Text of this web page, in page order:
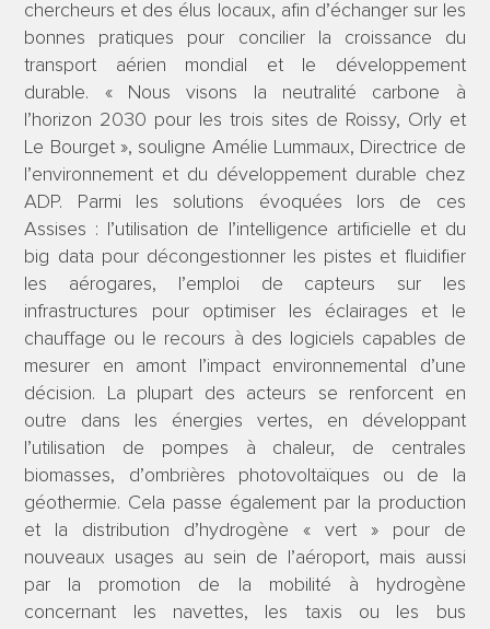
chercheurs et des élus locaux, afin d’échanger sur les
bonnes pratiques pour concilier la croissance du
transport aérien mondial et le développement
durable. « Nous visons la neutralité carbone à
l’horizon 2030 pour les trois sites de Roissy, Orly et
Le Bourget », souligne Amélie Lummaux, Directrice de
l’environnement et du développement durable chez
ADP. Parmi les solutions évoquées lors de ces
Assises : l’utilisation de l’intelligence artificielle et du
big data pour décongestionner les pistes et fluidifier
les aérogares, l’emploi de capteurs sur les
infrastructures pour optimiser les éclairages et le
chauffage ou le recours à des logiciels capables de
mesurer en amont l’impact environnemental d’une
décision. La plupart des acteurs se renforcent en
outre dans les énergies vertes, en développant
l’utilisation de pompes à chaleur, de centrales
biomasses, d’ombrières photovoltaïques ou de la
géothermie. Cela passe également par la production
et la distribution d’hydrogène « vert » pour de
nouveaux usages au sein de l’aéroport, mais aussi
par la promotion de la mobilité à hydrogène
concernant les navettes, les taxis ou les bus